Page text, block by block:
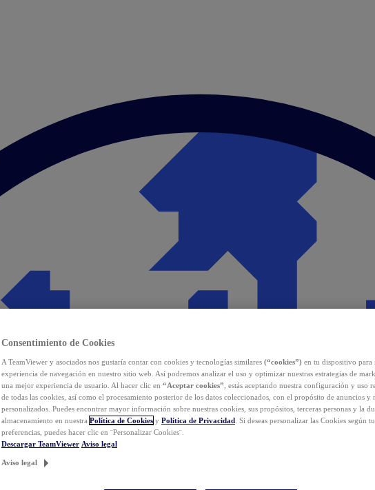
Consentimiento de Cookies
A TeamViewer y asociados nos gustaría contar con cookies y tecnologías similares (“cookies”) en tu dispositivo para
experiencia de navegación en nuestro sitio web. Así podremos analizar el uso y optimizar nuestras estrategias de
una mejor experiencia de usuario. Al hacer clic en “Aceptar cookies” , estás aceptando nuestra configuración y uso
de todas las cookies, así como el procesamiento posterior de los datos coleccionados, con el propósito de anuncios y
personalizados. Puedes encontrar mayor información sobre nuestras cookies, sus propósitos, terceras personas y la
almacenamiento en nuestra Política de Cookies y Política de Privacidad . Si deseas personalizar las Cookies según
preferencias, puedes hacer clic en ¨Personalizar Cookies¨.
Descargar TeamViewer Aviso legal
Aviso legal